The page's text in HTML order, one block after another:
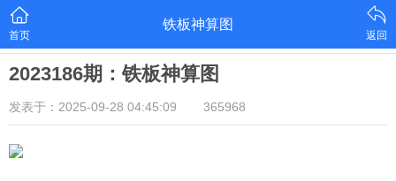
首页
铁板神算图
返回
2023186期：铁板神算图
发表于：2025-09-28 04:45:09 365968